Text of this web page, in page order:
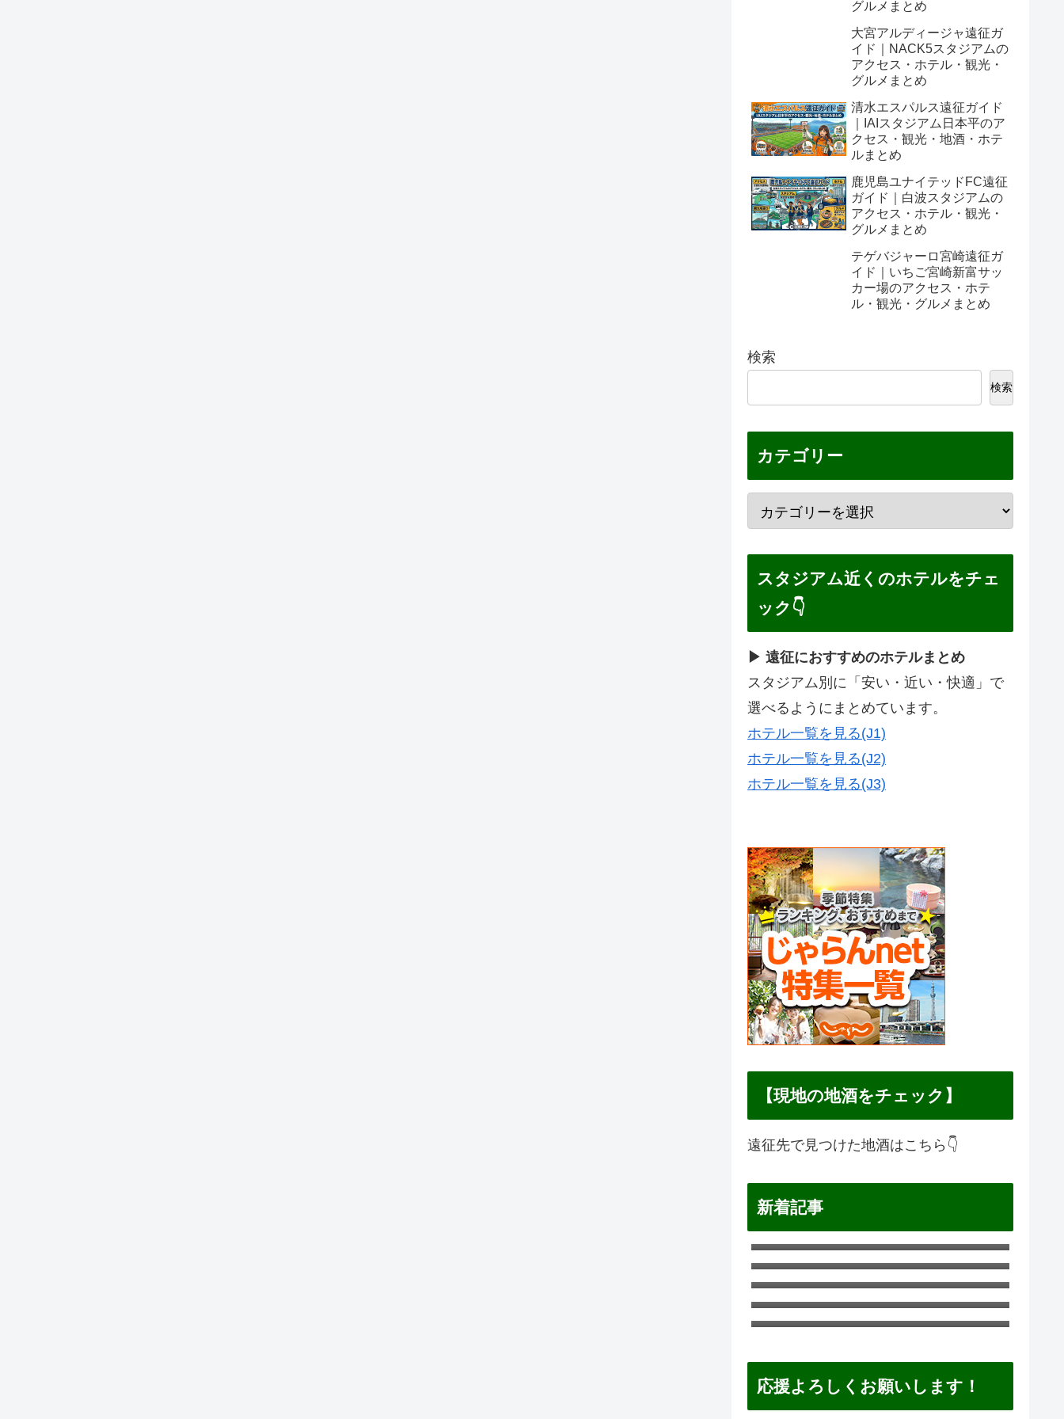
グルメまとめ
大宮アルディージャ遠征ガ
イド｜NACK5スタジアムの
アクセス・ホテル・観光・
グルメまとめ
清水エスパルス遠征ガイド
｜IAIスタジアム日本平のア
クセス・観光・地酒・ホテ
ルまとめ
鹿児島ユナイテッドFC遠征
ガイド｜白波スタジアムの
アクセス・ホテル・観光・
グルメまとめ
テゲバジャーロ宮崎遠征ガ
イド｜いちご宮崎新富サッ
カー場のアクセス・ホテ
ル・観光・グルメまとめ
検索
検索
カテゴリー
スタジアム近くのホテルをチェ
ック👇
▶ 遠征におすすめのホテルまとめ
スタジアム別に「安い・近い・快適」で
選べるようにまとめています。
ホテル一覧を見る(J1)
ホテル一覧を見る(J2)
ホテル一覧を見る(J3)
【現地の地酒をチェック】
遠征先で見つけた地酒はこちら👇
新着記事
横浜F・マリノス遠征ガイド｜日産ス
タジアムのアクセス・ホテル・観
光・グルメまとめ
ギラヴァンツ北九州遠征ガイド｜ミ
クニワールドスタジアム北九州のア
クセス・ホテル・観光・グルメまと
め
愛媛FC遠征ガイド｜ニンジニアスタ
ジアムのアクセス・ホテル・観光・
グルメまとめ
松本山雅遠征ガイド｜サンプロアル
ウィンのアクセス・ホテル・観光・
グルメまとめ
鹿児島ユナイテッドFC遠征ガイド｜
白波スタジアムのアクセス・ホテ
ル・観光・グルメまとめ
応援よろしくお願いします！